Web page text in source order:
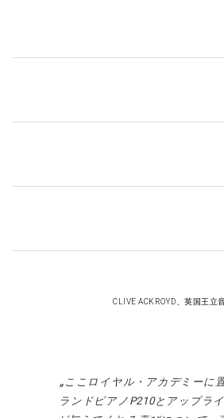
CLIVE ACKROYD、英国王立
ここロイヤル・アカデミーに
ランドピアノ P210とアップラ